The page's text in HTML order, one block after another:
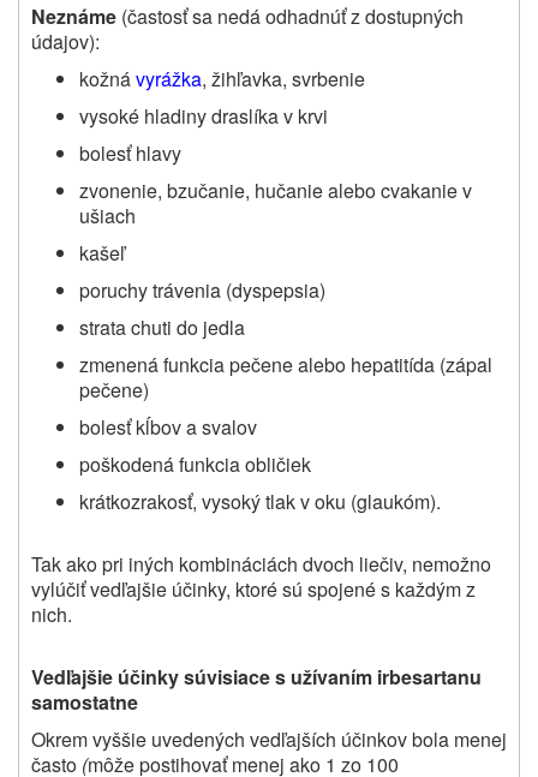
Neznáme (častosť sa nedá odhadnúť z dostupných
údajov):
kožnávyrážka, žihľavka, svrbenie
vysoké hladiny draslíka v krvi
bolesť hlavy
zvonenie, bzučanie, hučanie alebo cvakanie v
ušiach
kašeľ
poruchy trávenia (dyspepsia)
strata chuti do jedla
zmenená funkcia pečene alebo hepatitída (zápal
pečene)
bolesť kĺbov a svalov
poškodená funkcia obličiek
krátkozrakosť, vysoký tlak v oku (glaukóm).
Tak ako pri iných kombináciách dvoch liečiv, nemožno
vylúčiť vedľajšie účinky, ktoré sú spojené s každým z
nich.
Vedľajšie účinky súvisiace s užívaním irbesartanu
samostatne
Okrem vyššie uvedených vedľajších účinkov bola menej
často (môže postihovať menej ako 1 zo 100